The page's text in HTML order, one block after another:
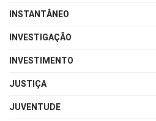
INSTANTÂNEO
INVESTIGAÇÃO
INVESTIMENTO
JUSTIÇA
JUVENTUDE